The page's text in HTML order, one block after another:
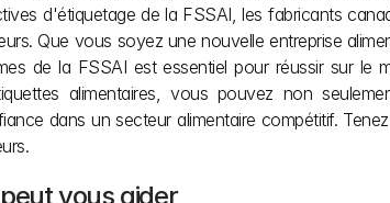
d'étiquetage de la FSSAI, les fabricants
Que vous soyez une nouvelle entreprise
de la FSSAI est essentiel pour réussir sur
alimentaires, vous pouvez non
dans un secteur alimentaire compétitif.
vous aider